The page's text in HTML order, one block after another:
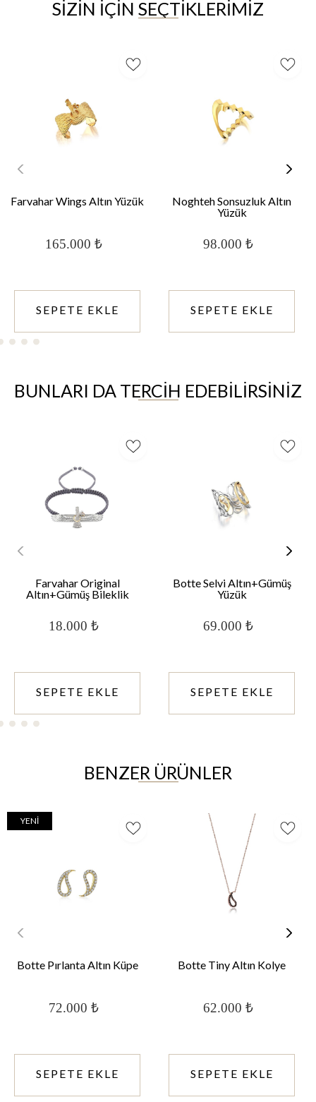
düşünülmektedir.
SIZIN İÇIN SEÇTIKLERIMIZ
Farvahar Wings Altın Yüzük
165.000 ₺
SEPETE EKLE
Noghteh Sonsuzluk Altın
Yüzük
98.000 ₺
SEPETE EKLE
BUNLARI DA TERCİH EDEBİLİRSİNİZ
Farvahar Original
Altın+Gümüş Bileklik
18.000 ₺
SEPETE EKLE
Botte Selvi Altın+Gümüş
Yüzük
69.000 ₺
SEPETE EKLE
BENZER ÜRÜNLER
YENI
Botte Pırlanta Altın Küpe
72.000 ₺
SEPETE EKLE
Botte Tiny Altın Kolye
62.000 ₺
SEPETE EKLE